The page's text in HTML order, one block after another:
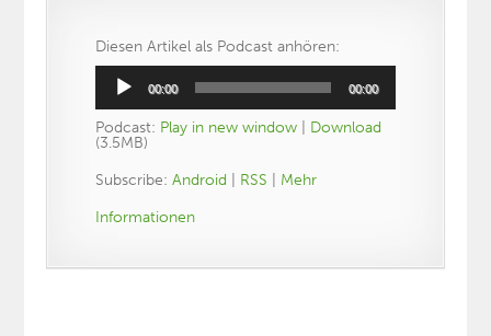
Diesen Artikel als Podcast anhören:
Audio-
Player
00:00 00:00
Podcast: Play in new window
Download
(3.5MB)
Subscribe:Android RSS
Mehr
Informationen